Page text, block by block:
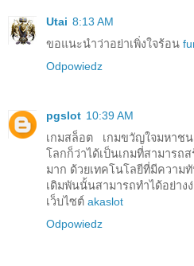
Utai 8:13 AM
ขอแนะนำว่าอย่าเพิ่งใจร้อน
Odpowiedz
pgslot 10:39 AM
เกมสล็อต เกมขวัญใจมหาช
โลกก็ว่าได้เป็นเกมที่สามารถ
มาก ด้วยเทคโนโลยีที่มีความ
เดิมพันนั้นสามารถทำได้อย่าง
เว็บไซต์ akaslot
Odpowiedz